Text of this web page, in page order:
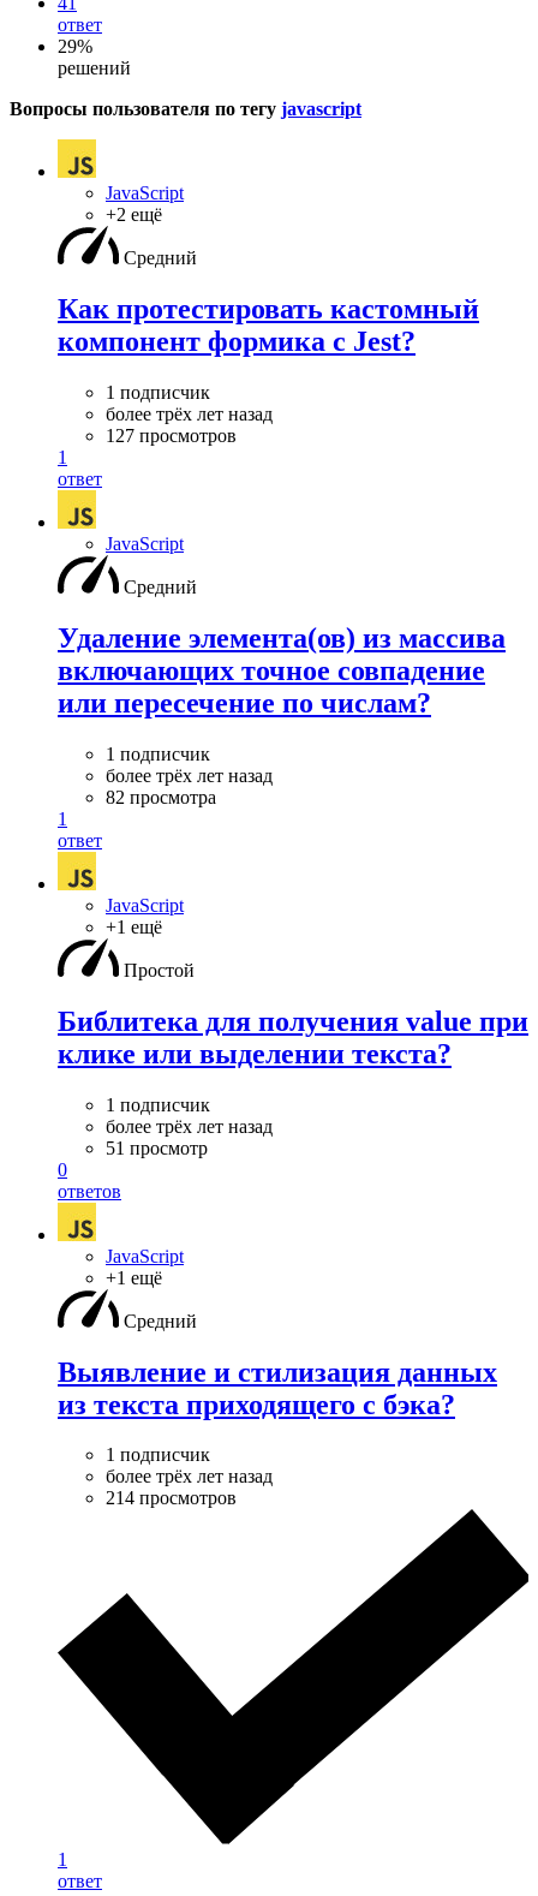
ответ
29%
решений
Вопросы пользователя по тегу javascript
JavaScript
+2 ещё
Средний
Как протестировать кастомный
компонент формика с Jest?
1 подписчик
более трёх лет назад
127 просмотров
1
ответ
JavaScript
Средний
Удаление элемента(ов) из массива
включающих точное совпадение
или пересечение по числам?
1 подписчик
более трёх лет назад
82 просмотра
1
ответ
JavaScript
+1 ещё
Простой
Библитека для получения value при
клике или выделении текста?
1 подписчик
более трёх лет назад
51 просмотр
0
ответов
JavaScript
+1 ещё
Средний
Выявление и стилизация данных
из текста приходящего с бэка?
1 подписчик
более трёх лет назад
214 просмотров
1
ответ